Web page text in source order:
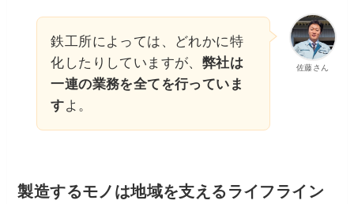
佐藤さん
鉄工所によっては、どれかに特
化したりしていますが、 弊社は
一連の業務を全てを行っていま
すよ。
製造するモノは地域を支えるライフライン